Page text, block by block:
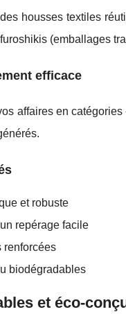
housses textiles
(emballages
efficace
affaires en
et robuste
repérage facile
renforcées
biodégradables
et éco-